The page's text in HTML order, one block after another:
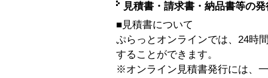
見積書・請求書・納品書等の
■見積書について
ぷらっとオンラインでは、24時
することができます。
※オンライン見積書発行には、